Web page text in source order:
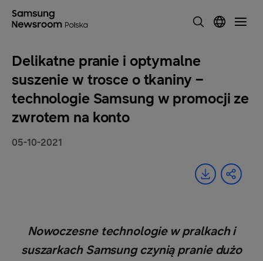
Delikatne pranie i optymalne
suszenie w trosce o tkaniny –
technologie Samsung w promocji ze
zwrotem na konto
05-10-2021
Nowoczesne technologie w pralkach i
suszarkach Samsung czynią pranie dużo